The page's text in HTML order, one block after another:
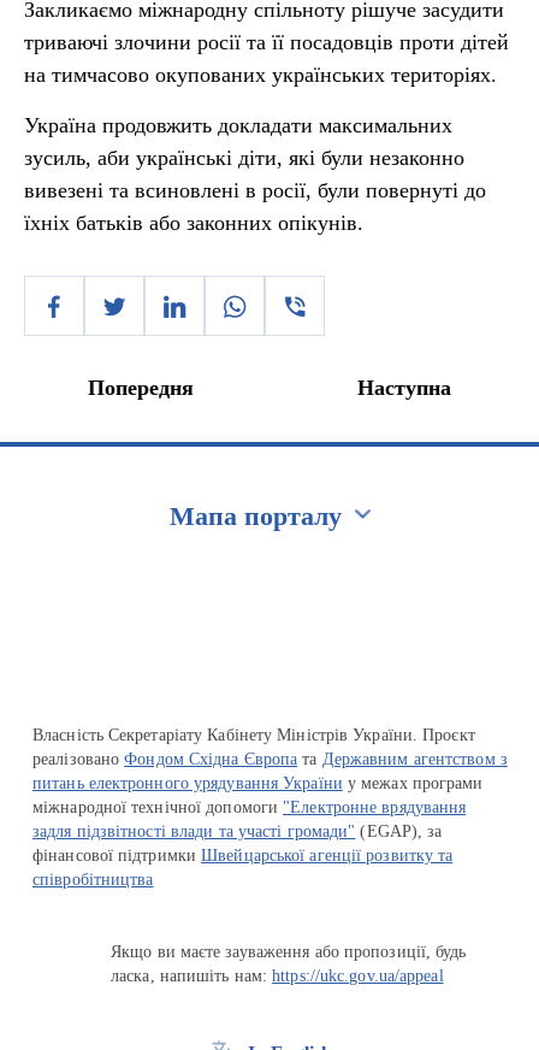
Закликаємо міжнародну спільноту рішуче засудити
триваючі злочини росії та її посадовців проти дітей
на тимчасово окупованих українських територіях.
Україна продовжить докладати максимальних
зусиль, аби українські діти, які були незаконно
вивезені та всиновлені в росії, були повернуті до
їхніх батьків або законних опікунів.
Попередня Наступна
Мапа порталу
Власність Секретаріату Кабінету Міністрів України. Проєкт
реалізованоФондом Східна Європа та Державним агентством з
питань електронного урядування України у межах програми
міжнародної технічної допомоги "Електронне врядування
задля підзвітності влади та участі громади" (EGAP), за
фінансової підтримкиШвейцарської агенції розвитку та
співробітництва
Якщо ви маєте зауваження або пропозиції, будь
ласка, напишіть нам:https://ukc.gov.ua/appeal